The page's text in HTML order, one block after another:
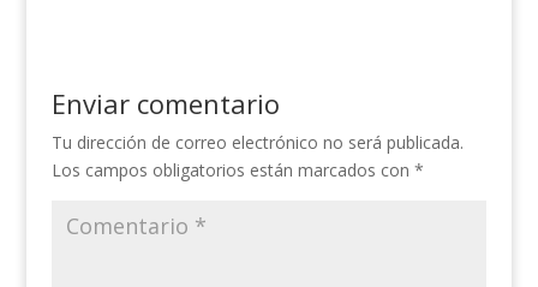
Enviar comentario
Tu dirección de correo electrónico no será publicada.
Los campos obligatorios están marcados con *